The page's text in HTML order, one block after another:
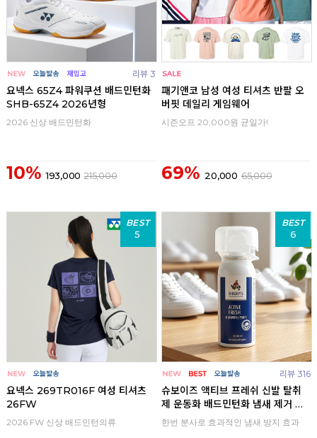
리뷰 3
요넥스 65Z4 파워쿠션 배드민턴화
SHB-65Z4 2026년형
2026 신상 배드민턴화
10% 193,000 215,000
패기앤코 남성 여성 티셔츠 반팔 오
버핏 데일리 게임웨어
시즌오프 20,000원 균일가!
69% 20,000 65,000
BEST
5
요넥스 269TR016F 여성 티셔츠
26FW
2026 FW 신상 배드민턴의류
BEST
6
리뷰 316
슈보이즈 액티브 프레쉬 신발 탈취
제 운동화 배드민턴화 냄새 제거 스
프레이
한번 분사로 효과적인 냄새 방지 효과